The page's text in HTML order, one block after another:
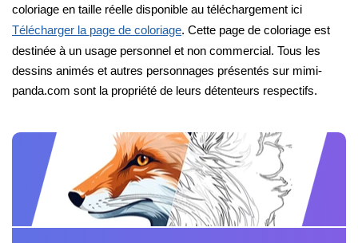
coloriage en taille réelle disponible au téléchargement ici
Télécharger la page de coloriage. Cette page de coloriage est
destinée à un usage personnel et non commercial. Tous les
dessins animés et autres personnages présentés sur mimi-
panda.com sont la propriété de leurs détenteurs respectifs.